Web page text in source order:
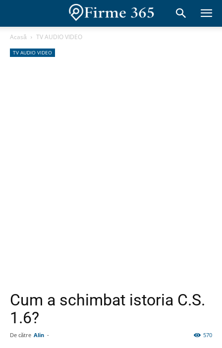
Acasă TV AUDIO VIDEO
TV AUDIO VIDEO
Cum a schimbat istoria C.S.
1.6?
De către Alin - 570